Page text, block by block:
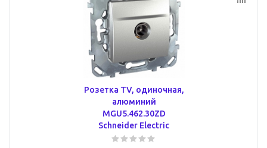
Розетка TV, одиночная,
алюминий
MGU5.462.30ZD
Schneider Electric